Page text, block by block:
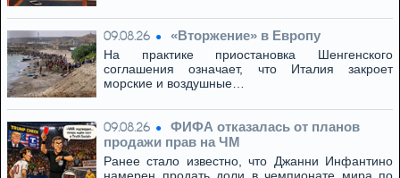
09.08.26 «Вторжение» в Европу
На практике приостановка Шенгенского
соглашения означает, что Италия закроет
морские и воздушные…
09.08.26
ФИФА отказалась от планов
продажи прав на ЧМ
Ранее стало известно, что Джанни Инфантино